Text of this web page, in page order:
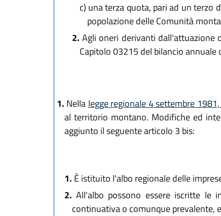
c) una terza quota, pari ad un terzo
popolazione delle Comunità
2. Agli oneri derivanti dall'attuazione
Capitolo 03215 del bilancio annuale
1. Nella legge regionale 4 settembre
al territorio montano. Modifiche ed
aggiunto il seguente articolo 3 bis:
1. È istituito l'albo regionale delle
2. All'albo possono essere iscritte le
continuativa o comunque prevalente,